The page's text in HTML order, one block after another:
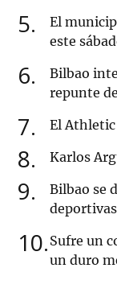
5
El
este
6
Bilbao
repunte
7 El Athletic
8 Karlos
9
Bilbao se
deportivas
10 Sufre un
un duro